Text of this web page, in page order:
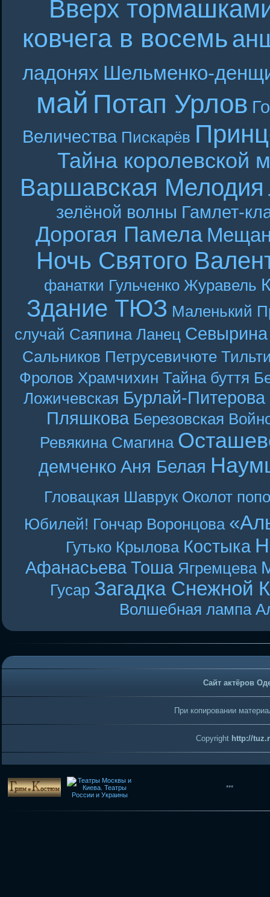
Вверх
ковчега в восемь
ладонях Шельменко-
май Потап Урлов
Величества Пискарёв
Тайна королевской
Варшавская Мелодия
зелёной волны Гамлет-
Дорогая Памела
Ночь Святого
фанатки Гульченко Журавель
Здание ТЮЗ Маленький
случай Саяпина Ланец Севырина
Сальников Петрусевичюте
Фролов Храмчихин Тайна буття
Ложичевская Бурлай-Питерова
Пляшкова Березовская
Ревякина Смагина
демченко Аня Белая
Гловацкая Шаврук Околот
Юбилей! Гончар Воронцова
Гутько Крылова Костыка
Афанасьева Тоша Ягремцева
Гусар Загадка Снежной
Волшебная лампа
Сайт актёров
При копировании
Copyright http://
***